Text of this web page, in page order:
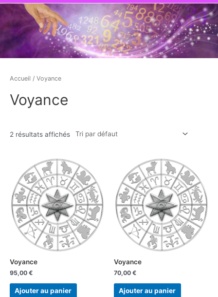
Accueil / Voyance
Voyance
2 résultats affichés
Voyance
95,00 €
Ajouter au panier
Voyance
70,00 €
Ajouter au panier